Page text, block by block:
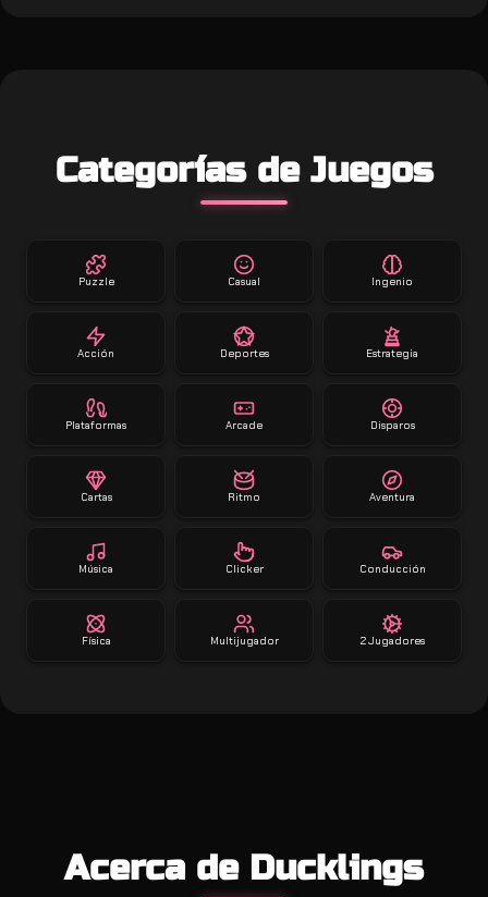
Categorías de Juegos
Puzzle Casual Ingenio
Acción Deportes Estrategia
Plataformas Arcade Disparos
Cartas Ritmo Aventura
Música Clicker Conducción
Física Multijugador 2 Jugadores
Acerca de Ducklings